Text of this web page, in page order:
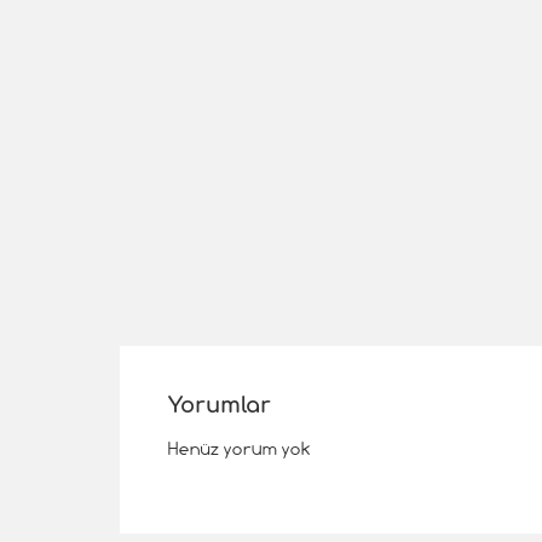
Yorumlar
Henüz yorum yok